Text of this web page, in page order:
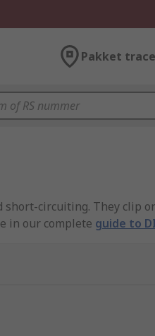
Pakket
circuiting. They clip
in our complete guide to
Some are fitted with an
and may be colour